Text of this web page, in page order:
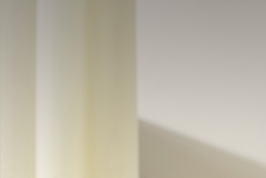
關於我們